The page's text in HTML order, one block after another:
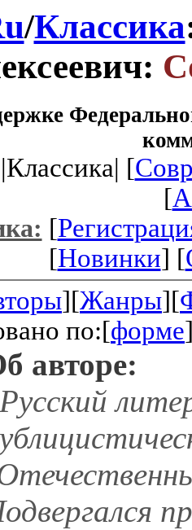
/Классика
[
[
[
[Новинки] [
][Жанры][
по:[форме
авторе:
Русский